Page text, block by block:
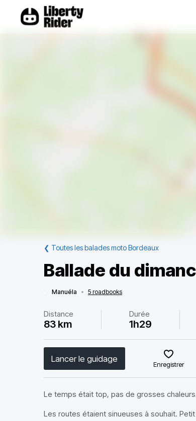
❮ Toutes les balades moto Bordeaux
Ballade du
Manuéla • 5 roadbooks
Distance
83 km
Durée
1h29
Lancer le guidage
Enregistrer
Le temps était top, pas de grosses
Les routes étaient sinueuses à souhait.